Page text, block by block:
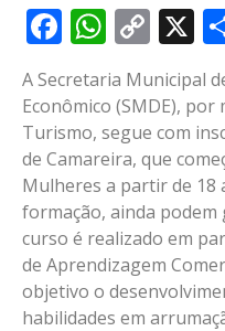
Facebook
Link
X
A Secretaria Municipal
Econômico (SMDE), por
Turismo, segue com
de Camareira, que
Mulheres a partir de 18
formação, ainda
curso é realizado em
de Aprendizagem
objetivo o
habilidades em